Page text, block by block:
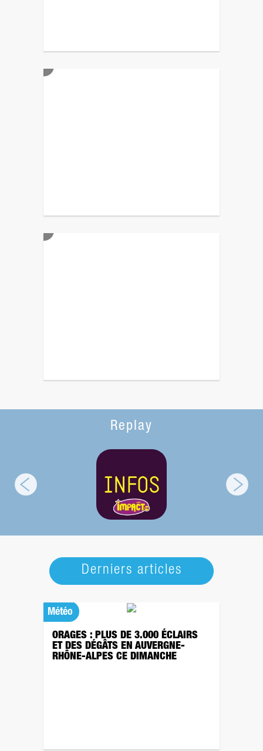
Replay
Derniers articles
Météo
ORAGES : PLUS DE 3.000 ÉCLAIRS
ET DES DÉGÂTS EN AUVERGNE-
RHÔNE-ALPES CE DIMANCHE